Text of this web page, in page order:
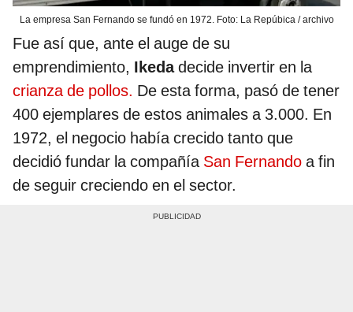
La empresa San Fernando se fundó en 1972. Foto: La Repúbica / archivo
Fue así que, ante el auge de su
emprendimiento, Ikedadecide invertir en la
crianza de pollos. De esta forma, pasó de tener
400 ejemplares de estos animales a 3.000. En
1972, el negocio había crecido tanto que
decidió fundar la compañía San Fernando a fin
de seguir creciendo en el sector.